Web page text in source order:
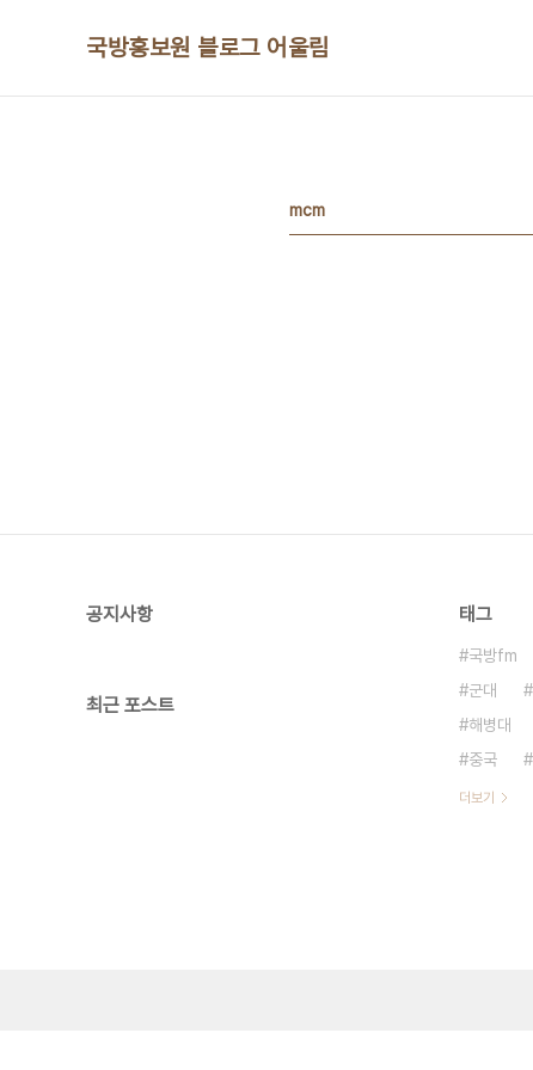
국방홍보원 블로그 어울림
mcm
공지사항
최근 포스트
태그
국방fm
군대
해병대
중국
더보기